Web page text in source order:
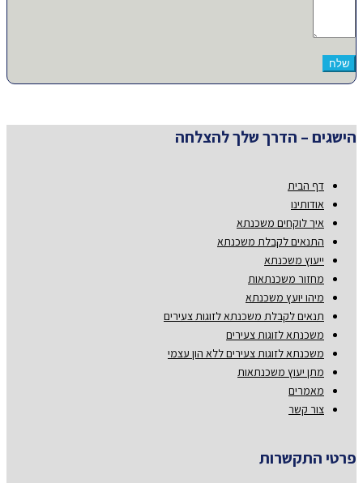
הישגים – הדרך שלך להצלחה
דף הבית
אודותינו
איך לוקחים משכנתא
התנאים לקבלת משכנתא
ייעוץ משכנתא
מחזור משכנתאות
מיהו יועץ משכנתא
תנאים לקבלת משכנתא לזוגות צעירים
משכנתא לזוגות צעירים
משכנתא לזוגות צעירים ללא הון עצמי
מתן יעוץ משכנתאות
מאמרים
צור קשר
פרטי התקשרות